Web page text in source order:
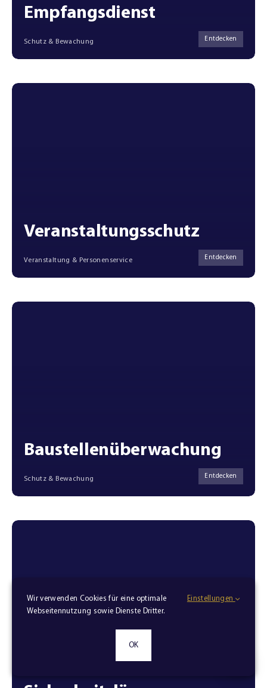
Empfangsdienst
Schutz & Bewachung Entdecken
Veranstaltungsschutz
Veranstaltung & Personenservice Entdecken
Baustellenüberwachung
Schutz & Bewachung Entdecken
Wir verwenden Cookies für eine optimale
Webseitennutzung sowie Dienste Dritter.
Einstellungen
OK